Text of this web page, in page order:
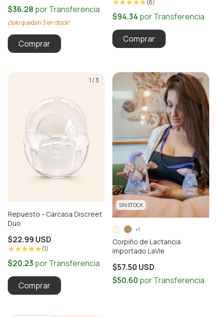
¡Solo quedan3en stock!
Comprar
(6)
Comprar
1/3
Repuesto - Carcasa Discreet
Duo
$22.99 USD
(1)
1/10
SIN STOCK
Corpiño de Lactancia
importado LaVie
$57.50 USD
+1